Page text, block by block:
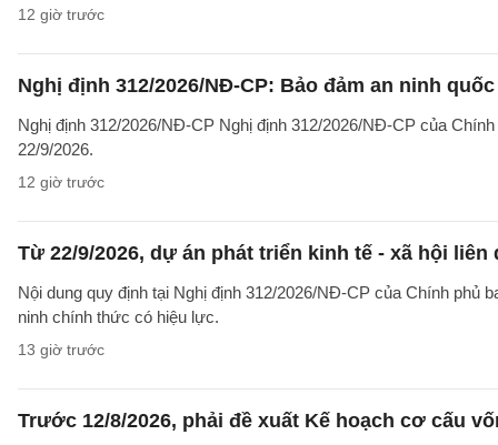
12 giờ trước
Nghị định 312/2026/NĐ-CP: Bảo đảm an ninh
Nghị định 312/2026/NĐ-CP Nghị định 312/2026/NĐ-CP của
22/9/2026.
12 giờ trước
Từ 22/9/2026, dự án phát triển kinh tế - xã hội
Nội dung quy định tại Nghị định 312/2026/NĐ-CP của Chính phủ
ninh chính thức có hiệu lực.
13 giờ trước
Trước 12/8/2026, phải đề xuất Kế hoạch cơ cấu